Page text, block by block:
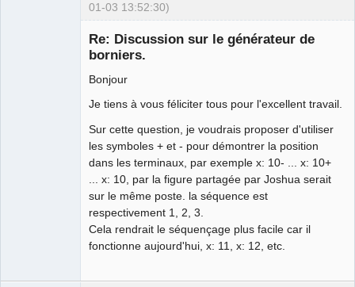
01-03 13:52:30)
Re: Discussion sur le générateur de
borniers.
Bonjour
Je tiens à vous féliciter tous pour l'excellent travail.
Sur cette question, je voudrais proposer d'utiliser
les symboles + et - pour démontrer la position
dans les terminaux, par exemple x: 10- ... x: 10+
... x: 10, par la figure partagée par Joshua serait
sur le même poste. la séquence est
respectivement 1, 2, 3.
Cela rendrait le séquençage plus facile car il
fonctionne aujourd'hui, x: 11, x: 12, etc.